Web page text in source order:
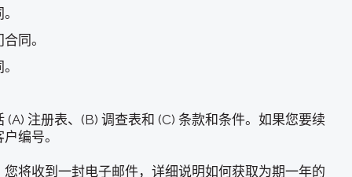
同。
(A) 注册表、(B) 调查表和 (C) 条款和条件。如果您要续
编号。
将收到一封电子邮件，详细说明如何获取为期一年的